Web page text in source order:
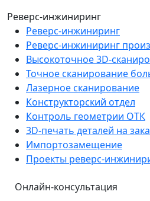
Реверс-инжиниринг
Реверс-инжиниринг
Реверс-инжиниринг
Высокоточное 3D-
Точное сканирование
Лазерное сканирование
Конструкторский отдел
Контроль геометрии ОТК
3D-печать деталей на
Импортозамещение
Проекты реверс-
Онлайн-консультация